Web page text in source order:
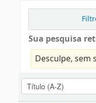
Sua pesquisa
Desculpe, sem